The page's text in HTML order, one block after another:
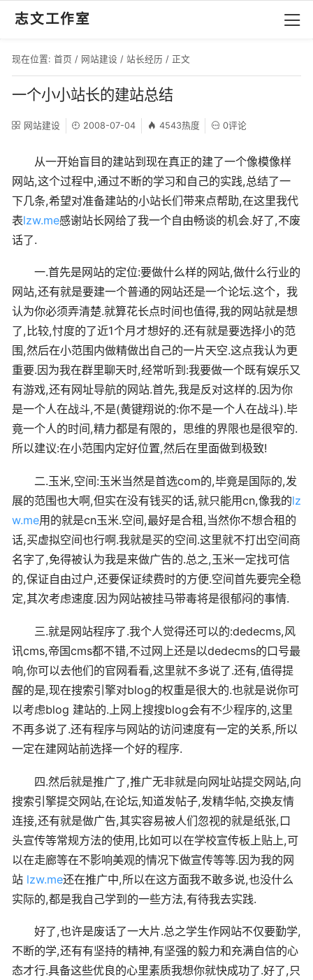
志文工作室
现在位置: 首页 / 网站建设 / 站长经历 / 正文
一个小小站长的建站总结
网站建设 2008-07-04 4543热度 0评论
从一开始盲目的建站到现在真正的建了一个像模像样
网站,这个过程中,通过不断的学习和自己的实践,总结了一
下几条,希望对准备建站的小站长们带来点帮助,在这里我代
表lzw.me感谢站长网给了我一个自由畅谈的机会.好了,不废
话了.
一.首先是网站的定位:要做什么样的网站,做什么行业的
网站,还有就是要建一个普通的网站还是一个论坛.这个，我
认为你必须弄清楚.就算花长点时间也值得,我的网站就是想
了,比较,忖度的了近1个月才想好的.还有就是要选择小的范
围,然后在小范围内做精做出自己的一片天空.这点我认为更
重要.因为我在群里聊天时,经常听到:我要做一个既有娱乐又
有游戏,还有网址导航的网站.首先,我是反对这样的.因为你
是一个人在战斗,不是(黄键翔说的:你不是一个人在战斗).毕
竟一个人的时间,精力都是有限的，思维的界限也是很窄的.
所以建议:在小范围内定好位置,然后在里面做到极致!
二.玉米,空间:玉米当然是首选com的,毕竟是国际的,发
展的范围也大啊,但实在没有钱买的话,就只能用cn,像我的lz
w.me用的就是cn玉米.空间,最好是合租,当然你不想合租的
话,买虚拟空间也行啊.我就是买的空间.这里就不打出空间商
名字了,免得被认为我是来做广告的.总之,玉米一定找可信
的,保证自由过户,还要保证续费时的方便.空间首先要完全稳
定,其次考虑速度.因为网站被挂马带毒将是很郁闷的事情.
三.就是网站程序了.我个人觉得还可以的:dedecms,风
讯cms,帝国cms都不错,不过网上还是以dedecms的口号最
响,你可以去他们的官网看看,这里就不多说了.还有,值得提
醒的是,现在搜索引擎对blog的权重是很大的.也就是说你可
以考虑blog 建站的.上网上搜搜blog会有不少程序的,这里
不再多说了.还有程序与网站的访问速度有一定的关系,所以
一定在建网站前选择一个好的程序.
四.然后就是推广了,推广无非就是向网址站提交网站,向
搜索引擎提交网站,在论坛,知道发帖子,发精华帖,交换友情
连接,还有就是做广告,其实容易被人们忽视的就是纸张,口
头宣传等常规方法的使用,比如可以在学校宣传板上贴上,可
以在走廊等在不影响美观的情况下做宣传等等.因为我的网
站 lzw.me还在推广中,所以在这方面我不敢多说,也没什么
实际的,都是我自己学到的一些方法,有待我去实践.
好了,也许是废话了一大片.总之学生作网站不仅要勤学,
不断的学,还有有坚持的精神,有坚强的毅力和充满自信的心
态才行.具备这些优良的心里素质我想你就快成功了.好了,只